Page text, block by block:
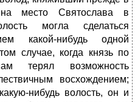
на место Святослава в
могла сделаться
какой-нибудь одной
случае, когда князь по
терял возможность
восхождением;
нибудь волость, он и